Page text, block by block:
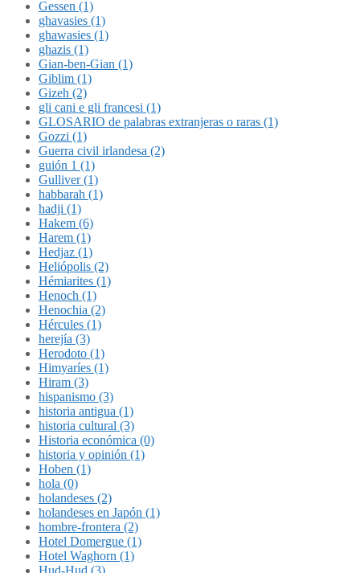
Gessen (1)
ghavasies (1)
ghawasies (1)
ghazis (1)
Gian-ben-Gian (1)
Giblim (1)
Gizeh (2)
gli cani e gli francesi (1)
GLOSARIO de palabras extranjeras o raras (1)
Gozzi (1)
Guerra civil irlandesa (2)
guión 1 (1)
Gulliver (1)
habbarah (1)
hadji (1)
Hakem (6)
Harem (1)
Hedjaz (1)
Heliópolis (2)
Hémiarites (1)
Henoch (1)
Henochia (2)
Hércules (1)
herejía (3)
Herodoto (1)
Himyaríes (1)
Hiram (3)
hispanismo (3)
historia antigua (1)
historia cultural (3)
Historia económica (0)
historia y opinión (1)
Hoben (1)
hola (0)
holandeses (2)
holandeses en Japón (1)
hombre-frontera (2)
Hotel Domergue (1)
Hotel Waghorn (1)
Hud-Hud (3)